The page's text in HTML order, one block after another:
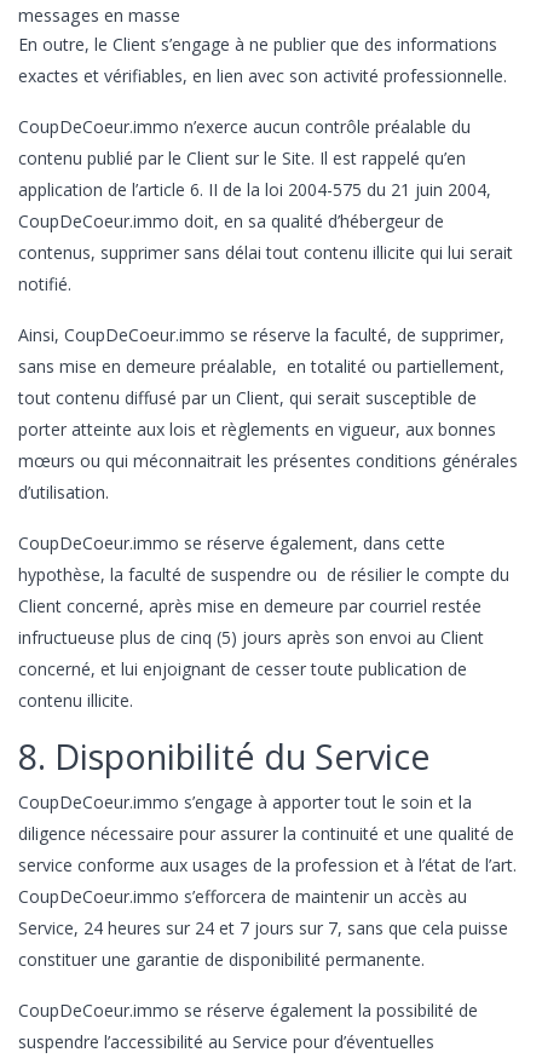
messages en masse
En outre, le Client s’engage à ne publier que des informations
exactes et vérifiables, en lien avec son activité professionnelle.
CoupDeCoeur.immo n’exerce aucun contrôle préalable du
contenu publié par le Client sur le Site. Il est rappelé qu’en
application de l’article 6. II de la loi 2004-575 du 21 juin 2004,
CoupDeCoeur.immo doit, en sa qualité d’hébergeur de
contenus, supprimer sans délai tout contenu illicite qui lui serait
notifié.
Ainsi, CoupDeCoeur.immo se réserve la faculté, de supprimer,
sans mise en demeure préalable, en totalité ou partiellement,
tout contenu diffusé par un Client, qui serait susceptible de
porter atteinte aux lois et règlements en vigueur, aux bonnes
mœurs ou qui méconnaitrait les présentes conditions générales
d’utilisation.
CoupDeCoeur.immo se réserve également, dans cette
hypothèse, la faculté de suspendre ou de résilier le compte du
Client concerné, après mise en demeure par courriel restée
infructueuse plus de cinq (5) jours après son envoi au Client
concerné, et lui enjoignant de cesser toute publication de
contenu illicite.
8. Disponibilité du Service
CoupDeCoeur.immo s’engage à apporter tout le soin et la
diligence nécessaire pour assurer la continuité et une qualité de
service conforme aux usages de la profession et à l’état de l’art.
CoupDeCoeur.immo s’efforcera de maintenir un accès au
Service, 24 heures sur 24 et 7 jours sur 7, sans que cela puisse
constituer une garantie de disponibilité permanente.
CoupDeCoeur.immo se réserve également la possibilité de
suspendre l’accessibilité au Service pour d’éventuelles